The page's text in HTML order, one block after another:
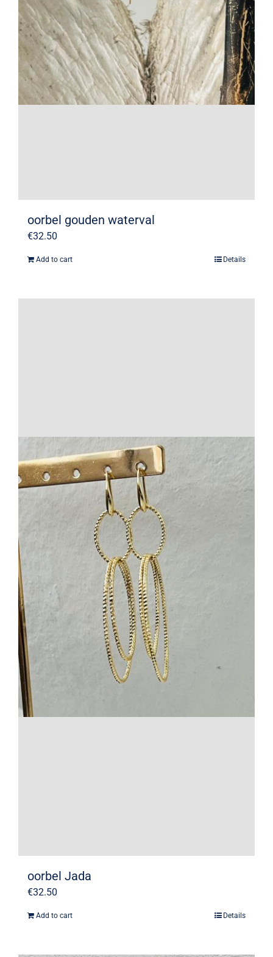
oorbel gouden waterval
€32.50
Add to cart Details
oorbel Jada
€32.50
Add to cart Details